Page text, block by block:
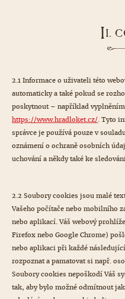
II.
2.1 Informace o uživateli této
automaticky a také pokud se
poskytnout – například
https://www.hradloket.cz/. Tyto
správce je používá pouze v
oznámení o ochraně osobních
uchování a někdy také ke
2.2 Soubory cookies jsou malé
Vašeho počítače nebo mobilního
nebo aplikací. Váš webový
Firefox nebo Google Chrome)
nebo aplikaci při každé
rozpoznat a pamatovat si např.
Soubory cookies nepoškodí Váš
tak, aby bylo možné odmítnout